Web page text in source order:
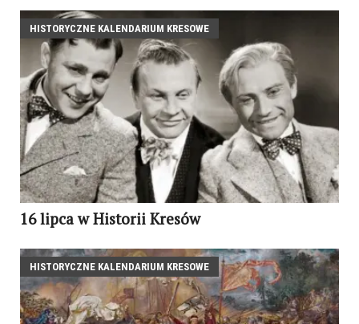
HISTORYCZNE KALENDARIUM KRESOWE
16 lipca w Historii Kresów
HISTORYCZNE KALENDARIUM KRESOWE